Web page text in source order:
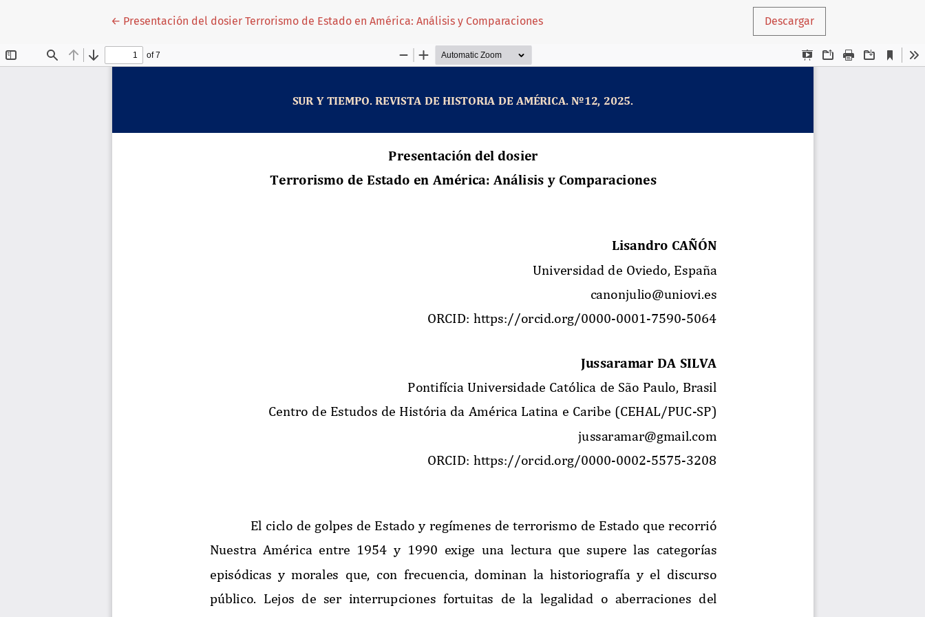
← Volver a los detalles del artículo
Presentación del dosier Terrorismo de Estado en América: Análisis y Comparaciones Descargar